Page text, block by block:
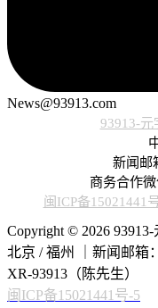
News@93913.com
93913-
新闻邮
商务合作微
闽ICP备15021441
Copyright © 2026
北京 / 福州 ｜新闻邮箱
XR-93913（陈先生）
闽ICP备15021441号-5